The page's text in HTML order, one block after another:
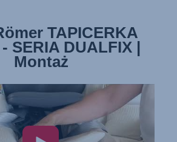
TAPICERKA
SERIA DUALFIX |
Montaż